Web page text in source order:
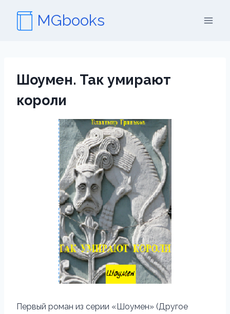
содержимому
MGbooks
Шоумен. Так умирают
короли
Первый роман из серии «Шоумен» (Другое